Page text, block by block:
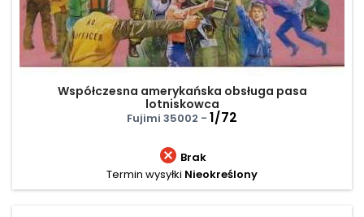
Współczesna amerykańska obsługa pasa
lotniskowca
Fujimi 35002 - 1/72
 Brak
Termin wysyłki Nieokreślony